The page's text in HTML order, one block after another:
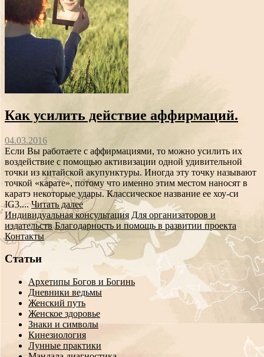
Как усилить действие аффирмаций.
04.03.2016
Если Вы работаете с аффирмациями, то можно усилить их
воздействие с помощью активизации одной удивительной
точки из китайской акупунктуры. Иногда эту точку называют
точкой «карате», потому что именно этим местом наносят в
каратэ некоторые удары. Классическое название ее хоу-си
IG3....Читать далее
Индивидуальная консультация Для организаторов и
издательств Благодарность и помощь в развитии проекта
Контакты
Статьи
Архетипы Богов и Богинь
Дневники ведьмы
Женский путь
Женское здоровье
Знаки и символы
Кинезиология
Лунные практики